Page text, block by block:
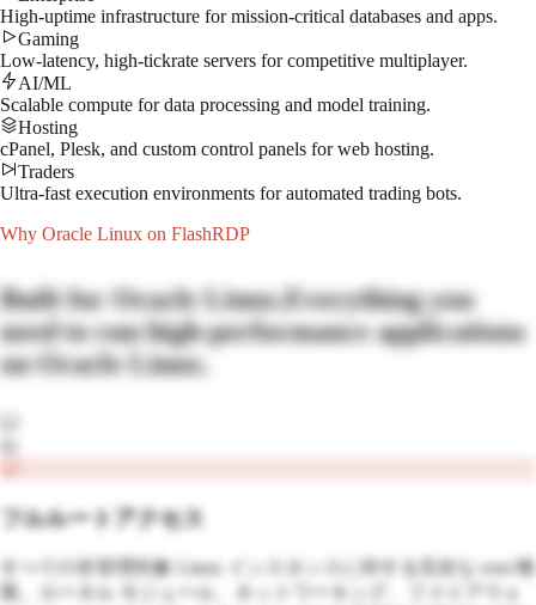
High-uptime infrastructure for mission-critical databases and apps.
Gaming
Low-latency, high-tickrate servers for competitive multiplayer.
AI/ML
Scalable compute for data processing and model training.
Hosting
cPanel, Plesk, and custom control panels for web hosting.
Traders
Ultra-fast execution environments for automated trading bots.
Why Oracle Linux on FlashRDP
Built for Oracle Linux.Everything you
need to run high-performance applications
onOracle Linux.
フルルートアクセス
すべての非管理対象 Linux インスタンスに対する完全な root 権
限。カーネル モジュール、ネットワーキング、ファイアウォ